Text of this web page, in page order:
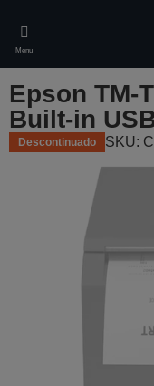
main
content
Menu
Epson TM-
Built-in
Descontinuado SKU: